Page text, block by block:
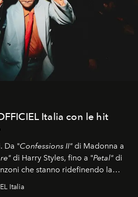
Italia con le hit
Da "Confessions II" di Madonna a
di Harry Styles, fino a "Petal" di
che stanno ridefinendo la
stagione.
Italia